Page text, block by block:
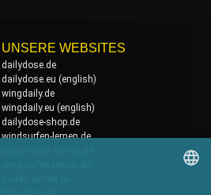
UNSERE WEBSITES
dailydose.de
dailydose.eu (english)
wingdaily.de
wingdaily.eu (english)
dailydose-shop.de
windsurfen-lernen.de